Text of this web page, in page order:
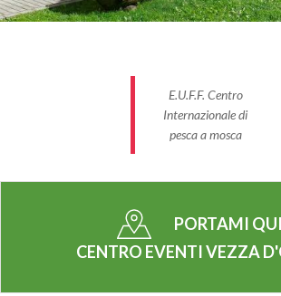
E.U.F.F. Centro
Internazionale di
pesca a mosca
PORTAMI
CENTRO EVENTI VEZZA